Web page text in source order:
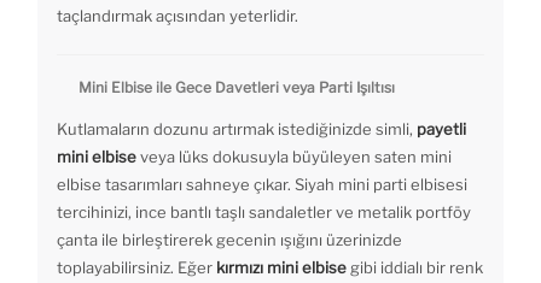
taçlandırmak açısından yeterlidir.
Mini Elbise ile Gece Davetleri veya Parti Işıltısı
Kutlamaların dozunu artırmak istediğinizde simli, payetli
mini elbiseveya lüks dokusuyla büyüleyen saten mini
elbise tasarımları sahneye çıkar. Siyah mini parti elbisesi
tercihinizi, ince bantlı taşlı sandaletler ve metalik portföy
çanta ile birleştirerek gecenin ışığını üzerinizde
toplayabilirsiniz. Eğer kırmızı mini elbise gibi iddialı bir renk